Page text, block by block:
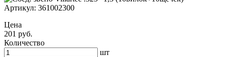
Артикул: 361002300
Цена
201 руб.
Количество
шт